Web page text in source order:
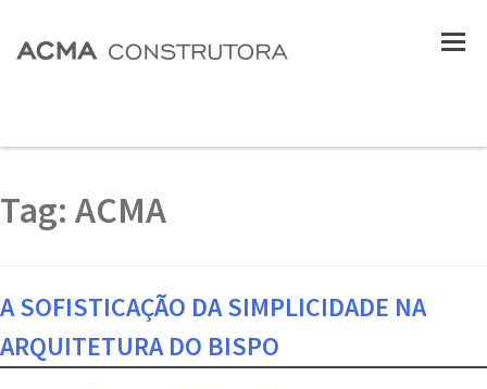
Tag: ACMA
A SOFISTICAÇÃO DA SIMPLICIDADE NA
ARQUITETURA DO BISPO